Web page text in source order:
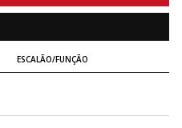
ESCALÃO/FUNÇÃO